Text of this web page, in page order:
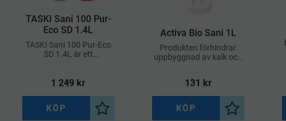
​TASKI Sani 100 Pur-
Eco SD 1.4L
TASKI Sani 100 Pur-Eco
SD 1.4L är ett
från Diversey, framtaget
våtutrymmen
1 249 kr
Lägg till i önskelista
KÖP
Activa Bio Sani 1L
Produkten förhindrar
uppbyggnad av kalk och
vid källan
131 kr
Lägg till i
KÖP